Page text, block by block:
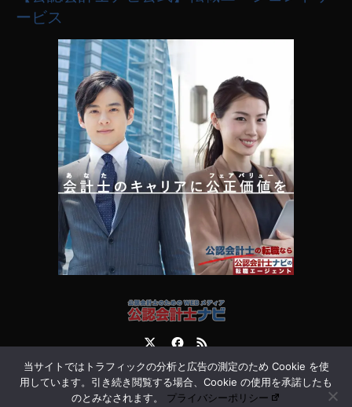
ービス
運営会社 お問合せ
当サイトではトラフィックの分析と広告の測定のため Cookie を使
用しています。引き続き閲覧する場合、Cookie の使用を承諾したも
のとみなされます。 プライバシーポリシー